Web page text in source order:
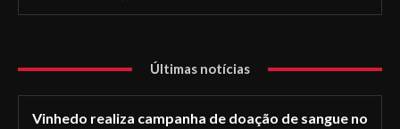
Últimas notícias
Vinhedo realiza campanha de doação de sangue no